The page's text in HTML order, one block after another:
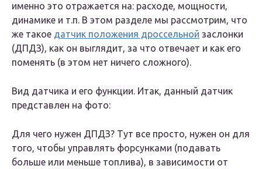
именно это отражается на: расходе, мощности,
динамике и т.п. В этом разделе мы рассмотрим, что
же такое датчик положения дроссельной заслонки
(ДПДЗ), как он выглядит, за что отвечает и как его
поменять (в этом нет ничего сложного).
Вид датчика и его функции. Итак, данный датчик
представлен на фото:
Для чего нужен ДПДЗ? Тут все просто, нужен он для
того, чтобы управлять форсунками (подавать
больше или меньше топлива), в зависимости от